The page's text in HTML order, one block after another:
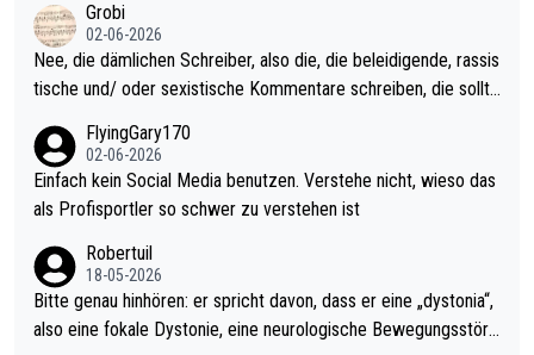
ohl wenig WDF Turniere spielen. Dies war bei Archie Self letzt
es Jahr der Fall. Er musste als amtierender Weltmeister durch
den Qualifier und ich glaube kaum, dass Mitchel sich das (in Ve
gas) antun würde, wenn er doch eigentlich die PDC-WM als Zi
el hat.
Grobi
02-06-2026
Nee, die dämlichen Schreiber, also die, die beleidigende, rassis
tische und/ oder sexistische Kommentare schreiben, die sollte
s Leben in den Griff kriegen. Nur eins wundert mich: Luke Little
r war doch neulich erst derjenige, der über Social Media GvV p
rovoziert hat. Und Littlers Mutter schießt öfters mal gegen Ric
FlyingGary170
02-06-2026
Einfach kein Social Media benutzen. Verstehe nicht, wieso das
als Profisportler so schwer zu verstehen ist
Robertuil
18-05-2026
Bitte genau hinhören: er spricht davon, dass er eine „dystonia“,
also eine fokale Dystonie, eine neurologische Bewegungsstöru